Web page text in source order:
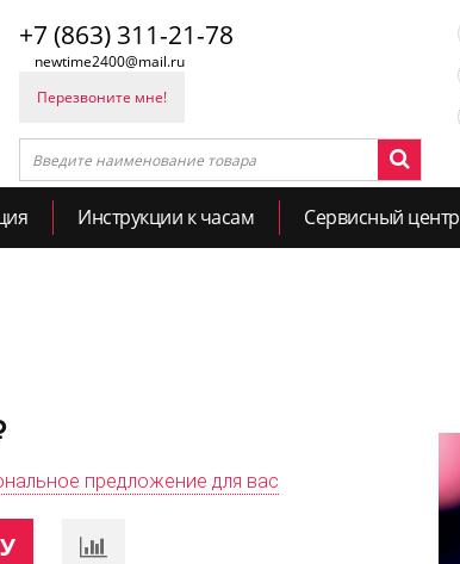
+7 (863) 311-21-78
newtime2400@mail.ru
Перезвоните мне!
Инструкции к часам Сервисный центр
предложение для вас